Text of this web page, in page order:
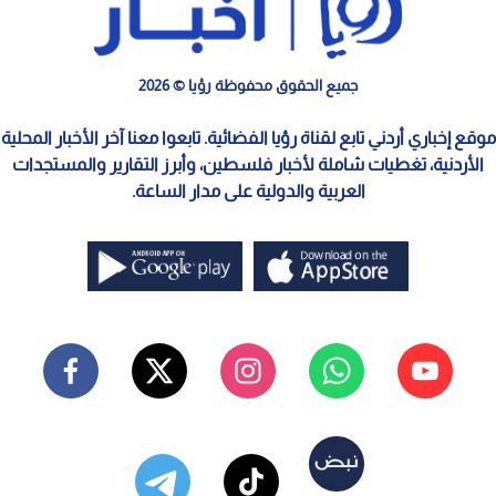
جميع الحقوق محفوظة رؤيا © 2026
موقع إخباري أردني تابع لقناة رؤيا الفضائية. تابعوا معنا آخر الأخبار المحلية
الأردنية، تغطيات شاملة لأخبار فلسطين، وأبرز التقارير والمستجدات
العربية والدولية على مدار الساعة.